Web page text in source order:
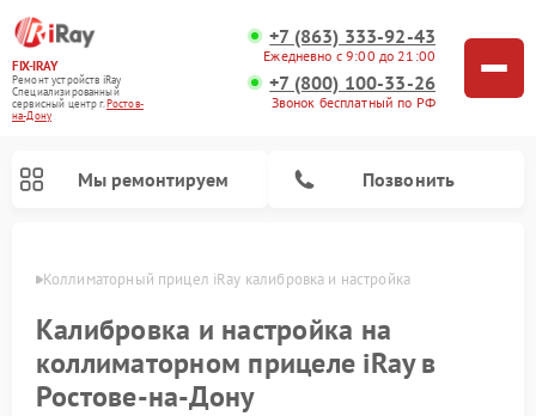
FIX-IRAY
Ремонт устройств iRay
Специализированный
cервисный центр г.Ростов-
на-Дону
+7 (863) 333-92-43
Ежедневно с 9:00 до 21:00
+7 (800) 100-33-26
Звонок бесплатный по РФ
Мы ремонтируем Позвонить
Коллиматорный прицел iRay калибровка и настройка
Калибровка и настройка на
коллиматорном прицеле iRay в
Ростове-на-Дону